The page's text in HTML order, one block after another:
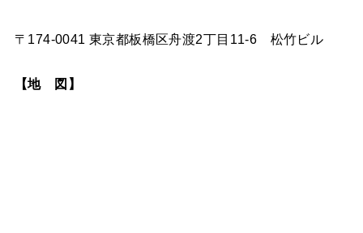
〒174-0041 東京都板橋区舟渡2丁目11-6 松竹ビル
【地 図】